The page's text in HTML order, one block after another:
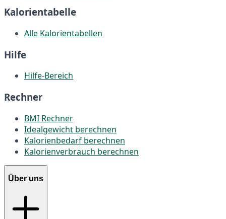
Kalorientabelle
Alle Kalorientabellen
Hilfe
Hilfe-Bereich
Rechner
BMI Rechner
Idealgewicht berechnen
Kalorienbedarf berechnen
Kalorienverbrauch berechnen
Über uns